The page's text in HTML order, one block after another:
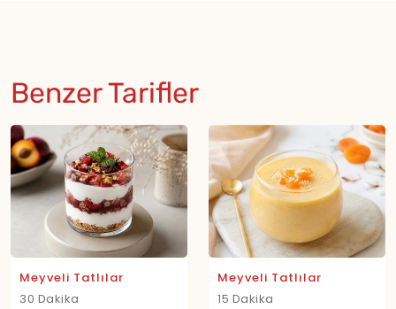
Benzer Tarifler
Meyveli Tatlılar
30 Dakika
Meyveli Tatlılar
15 Dakika